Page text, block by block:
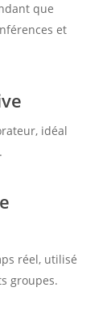
que
et
idéal
réel, utilisé
groupes.